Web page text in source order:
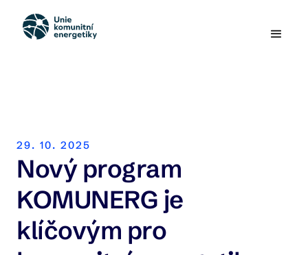
29. 10. 2025
Nový program
KOMUNERG je
klíčovým pro